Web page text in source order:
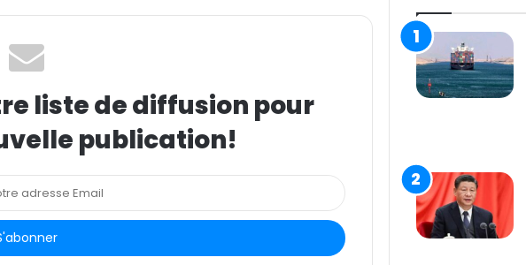
liste de diffusion pour
publication!